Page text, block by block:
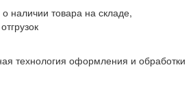
наличии товара на складе,
технология оформления и обработки